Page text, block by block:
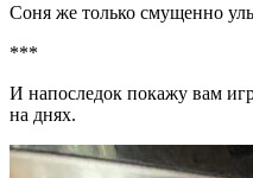
Соня же только смущенно
***
И напоследок покажу вам
на днях.